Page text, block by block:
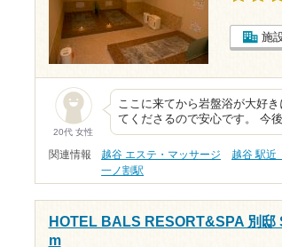
施
20代 女性
ここに来てから岩盤浴が大好
てくださるので安心です。 今
関連情報 越谷 エステ・マッサージ 越谷 駅近
一ノ割駅
HOTEL BALS RESORT&SPA 別邸
m